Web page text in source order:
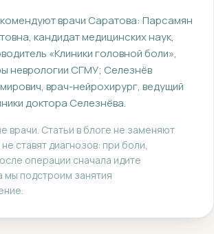
врачи Саратова: Парсамян
, кандидат медицинских наук,
«Клиники головной боли»,
неврологии СГМУ; Селезнёв
, врач-нейрохирург, ведущий
доктора Селезнёва.
врачи. Статьи в блоге не заменяют
ставят диагнозов: при боли,
операции сначала идите
мы подстроим занятия